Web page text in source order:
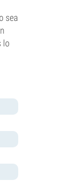
sea
lo